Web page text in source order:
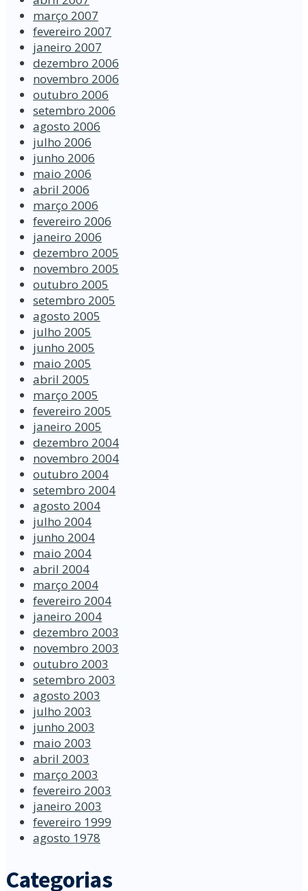
março 2007
fevereiro 2007
janeiro 2007
dezembro 2006
novembro 2006
outubro 2006
setembro 2006
agosto 2006
julho 2006
junho 2006
maio 2006
abril 2006
março 2006
fevereiro 2006
janeiro 2006
dezembro 2005
novembro 2005
outubro 2005
setembro 2005
agosto 2005
julho 2005
junho 2005
maio 2005
abril 2005
março 2005
fevereiro 2005
janeiro 2005
dezembro 2004
novembro 2004
outubro 2004
setembro 2004
agosto 2004
julho 2004
junho 2004
maio 2004
abril 2004
março 2004
fevereiro 2004
janeiro 2004
dezembro 2003
novembro 2003
outubro 2003
setembro 2003
agosto 2003
julho 2003
junho 2003
maio 2003
abril 2003
março 2003
fevereiro 2003
janeiro 2003
fevereiro 1999
agosto 1978
Categorias